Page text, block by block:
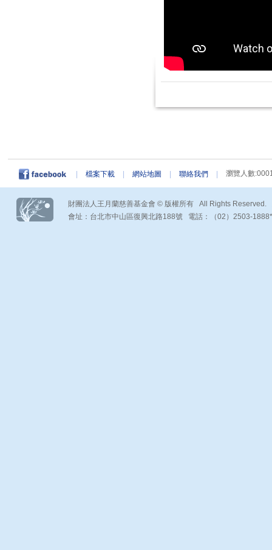
檔案下載 網站地圖 聯絡我們 瀏覽人數
財團法人王月蘭慈善基金會 © 版權所有 All Rights Reserved.
會址：台北市中山區復興北路188號 電話：（02）2503-